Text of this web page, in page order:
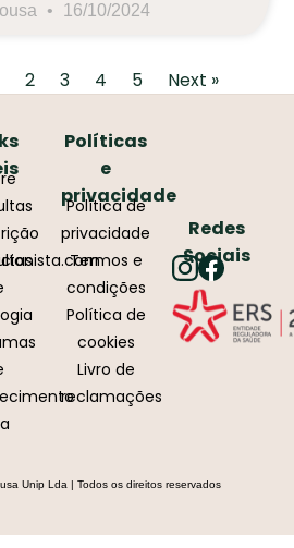
16/10/2024
2 3 4 5 Next »
Políticas
e
privacidade
Política de
privacidade
Termos e
condições
Política de
cookies
Livro de
reclamações
Redes
Sociais
Unip Lda | Todos os direitos reservados